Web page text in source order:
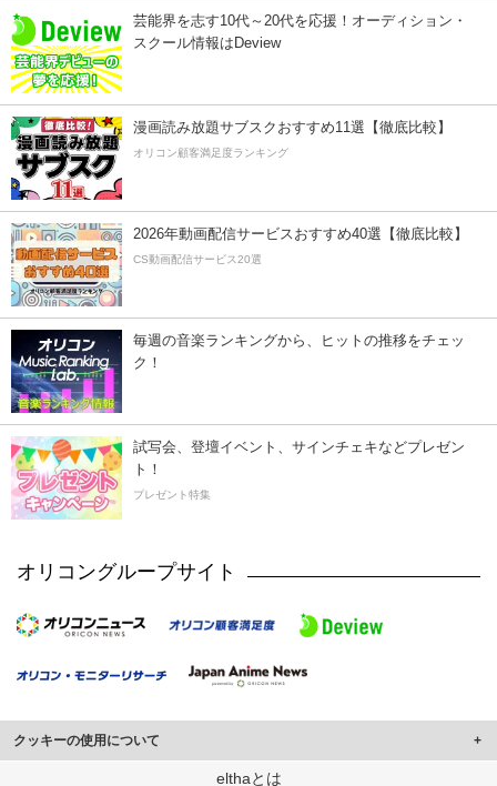
芸能界を志す10代～20代を応援！オーディション・
スクール情報はDeview
漫画読み放題サブスクおすすめ11選【徹底比較】
オリコン顧客満足度ランキング
2026年動画配信サービスおすすめ40選【徹底比較】
CS動画配信サービス20選
毎週の音楽ランキングから、ヒットの推移をチェッ
ク！
試写会、登壇イベント、サインチェキなどプレゼン
ト！
プレゼント特集
オリコングループサイト
クッキーの使用について
このサイトでは Cookie を使用して、ユーザーに合わせたコンテンツや広告の
elthaとは